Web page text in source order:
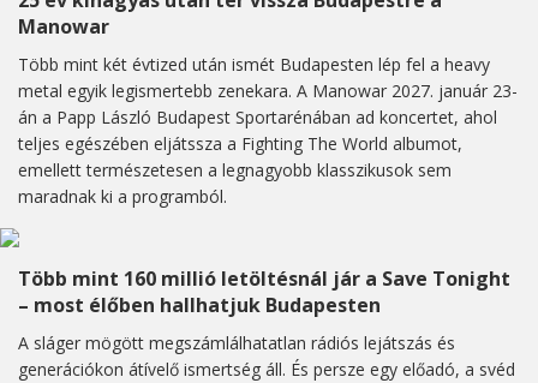
Manowar
Több mint két évtized után ismét Budapesten lép fel a heavy
metal egyik legismertebb zenekara. A Manowar 2027. január 23-
án a Papp László Budapest Sportarénában ad koncertet, ahol
teljes egészében eljátssza a Fighting The World albumot,
emellett természetesen a legnagyobb klasszikusok sem
maradnak ki a programból.
Több mint 160 millió letöltésnál jár a Save Tonight
– most élőben hallhatjuk Budapesten
A sláger mögött megszámlálhatatlan rádiós lejátszás és
generációkon átívelő ismertség áll. És persze egy előadó, a svéd